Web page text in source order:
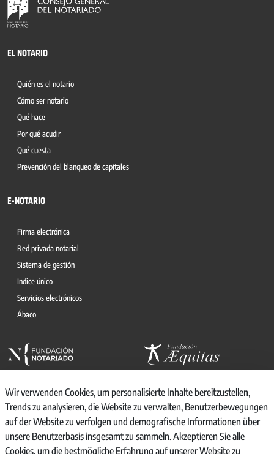
EL NOTARIO
Quién es el notario
Cómo ser notario
Qué hace
Por qué acudir
Qué cuesta
Prevención del blanqueo de capitales
E-NOTARIO
Firma electrónica
Red privada notarial
Sistema de gestión
Indice único
Servicios electrónicos
Ábaco
© 2026, CONSEJO GENERAL DEL NOTARIO
CANAL INTERNO DE INFORMACIÓN
Wir verwenden Cookies, um personalisierte Inhalte bereitzustellen,
Trends zu analysieren, die Website zu verwalten, Benutzerbewegungen
auf der Website zu verfolgen und demografische Informationen über
unsere Benutzerbasis insgesamt zu sammeln. Akzeptieren Sie alle
Cookies, um die bestmögliche Erfahrung auf unserer Website zu